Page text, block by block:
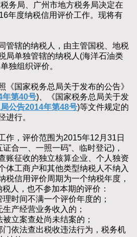
务局、广州市地方税务局决定在
年度纳税信用评价工作。现将有
辖的纳税人，由主管国税、地税
局单独管辖的纳税人(海洋石油类
独组织评价。
国家税务总局关于发布的公告》
年第40号)、《国家税务总局关于发
公告2014年第48号)等文件规定的
进行。
，评价范围为2015年12月31日
合一、一照一码”、临时登记)，
账征收的独立核算企业、个人独资
体工商户和其他类型纳税人不纳入
税信用评价周期为一个纳税年度，
人，也不参加本期的评价：
间不满一个评价年度的；
产经营业务收入的；
立案查处尚未结案的；
依法查出税收违法行为，税务机